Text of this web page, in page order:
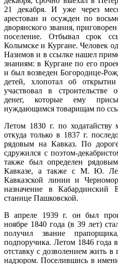
21 декабря. И уже через
арестован и осужден по
дворянского звания,
поселение. Отбывал срок
Колымске и Кургане. Человек
Назимов и в ссылке нашел
знаниям: в Кургане по его
и был возведен Богородице-
детей, хлопотал об
участвовал в строительстве
денег, которые ему
нуждающимся товарищам по
Летом 1830 г. по ходатайству
откуда только в 1837 г.
рядовым на Кавказ. По
сдружился с поэтом-
также был определен
Кавказе, а также с М. Ю.
Кавказской линии и
назначение в Кабардинский
станице Пашковской.
В апреле 1939 г. он был
ноябре 1840 года (в 39 лет)
получил звание
подпоручика. Летом 1846 года
отставку с дозволением жить
надзором. Поселившись в